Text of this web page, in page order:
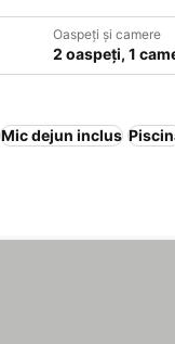
Oaspeți și camere
2 oaspeți, 1
Mic dejun inclus